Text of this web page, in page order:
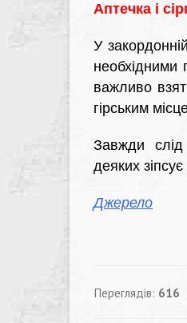
Аптечка і
У
важливо
гірським
Завжди слід
деяких зіпсує
Джерело
Переглядів: 616